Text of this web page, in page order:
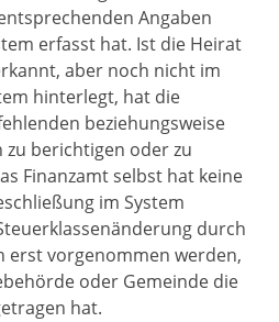
Angaben
erfasst hat. Ist die Heirat
aber noch nicht im
hinterlegt, hat die
beziehungsweise
berichtigen oder zu
Finanzamt selbst hat keine
im System
durch
erst vorgenommen werden,
oder Gemeinde die
hat.